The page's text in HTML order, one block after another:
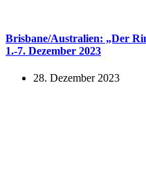
Brisbane/Australien: „Der
1.-7. Dezember 2023
28. Dezember 2023